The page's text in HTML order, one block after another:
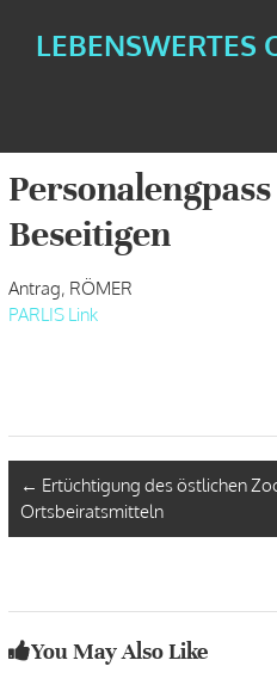
LEBENSWERTES
Beseitigen
Antrag, RÖMER
PARLIS Link
← Ertüchtigung des östlichen
Ortsbeiratsmitteln
You May Also Like